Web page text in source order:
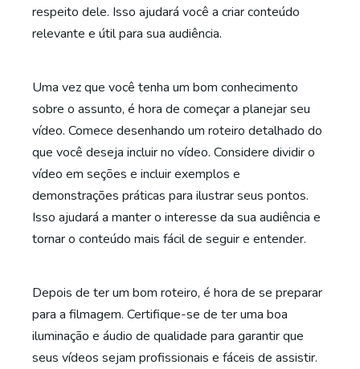
respeito dele. Isso ajudará você a criar conteúdo
relevante e útil para sua audiência.
Uma vez que você tenha um bom conhecimento
sobre o assunto, é hora de começar a planejar seu
vídeo. Comece desenhando um roteiro detalhado do
que você deseja incluir no vídeo. Considere dividir o
vídeo em seções e incluir exemplos e
demonstrações práticas para ilustrar seus pontos.
Isso ajudará a manter o interesse da sua audiência e
tornar o conteúdo mais fácil de seguir e entender.
Depois de ter um bom roteiro, é hora de se preparar
para a filmagem. Certifique-se de ter uma boa
iluminação e áudio de qualidade para garantir que
seus vídeos sejam profissionais e fáceis de assistir.